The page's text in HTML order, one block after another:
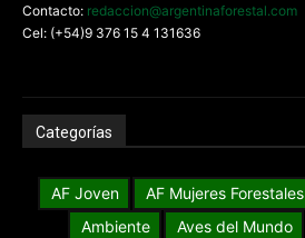
Contacto: redaccion@argentinaforestal.com
Cel: (+54)9 376 15 4 131636
Categorías
AF Joven AF Mujeres Forestales
Ambiente
Aves del Mundo